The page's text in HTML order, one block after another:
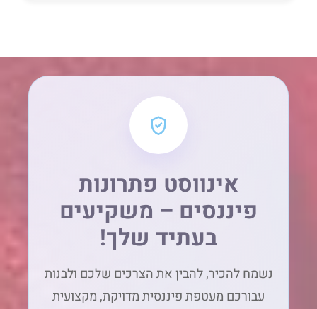
אינווסט פתרונות
פיננסים – משקיעים
בעתיד שלך!
נשמח להכיר, להבין את הצרכים שלכם ולבנות
עבורכם מעטפת פיננסית מדויקת, מקצועית